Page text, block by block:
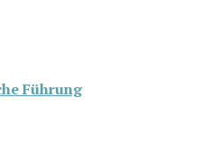
Führung